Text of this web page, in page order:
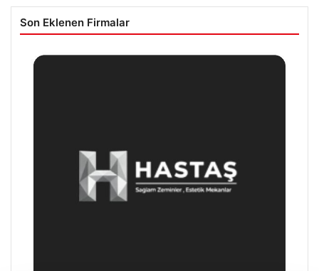
Son Eklenen Firmalar